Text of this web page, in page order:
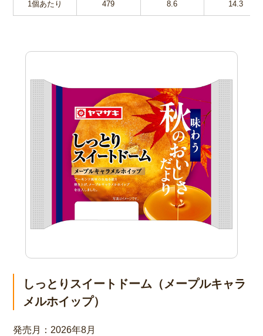
1個あたり 479 8.6 14.3
しっとりスイートドーム（メープルキャラ
メルホイップ）
発売月： 2026年8月